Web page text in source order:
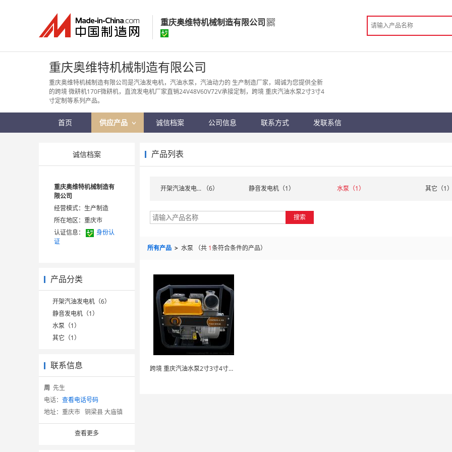
重庆奥维特机械制造有限公司
重庆奥维特机械制造有限公司
经营模式：生产制造
所在地区：重庆市
手机访问展示厅
重庆奥维特机械制造有限公司
重庆奥维特机械制造有限公司是汽油发电机，汽油水泵，汽油动力的 生产制造厂家，竭诚为您提供全新
的跨境 微耕机170F微耕机，直流发电机厂家直销24V48V60V72V承接定制，跨境 重庆汽油水泵2寸3寸4
寸定制等系列产品。
首页 供应产品 诚信档案 公司信息 联系方式 发联系信
诚信档案
重庆奥维特机械制造有
限公司
经营模式：生产制造
所在地区：重庆市
认证信息：
身份认
证
产品分类
开架汽油发电机（6）
静音发电机（1）
水泵（1）
其它（1）
联系信息
周 先生
电话： 查看电话号码
地址： 重庆市 铜梁县 大庙镇
查看更多
产品列表
开架汽油发电... （6） 静音发电机（1） 水泵（1） 其它（1）
搜索
所有产品 > 水泵 （共 1条符合条件的产品）
跨境 重庆汽油水泵2寸3寸4寸定制